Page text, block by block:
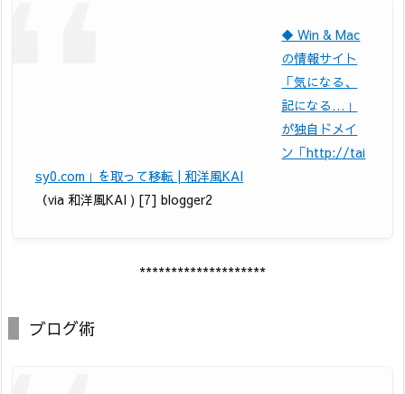
◆ Win & Mac
の情報サイト
「気になる、
記になる…」
が独自ドメイ
ン「http://tai
sy0.com」を取って移転 | 和洋風KAI
（via 和洋風KAI ) [7] blogger2
********************
ブログ術